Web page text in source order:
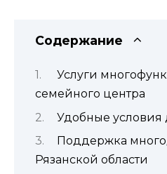
Содержание
Услуги
семейного центра
Удобные условия
Поддержка
Рязанской области